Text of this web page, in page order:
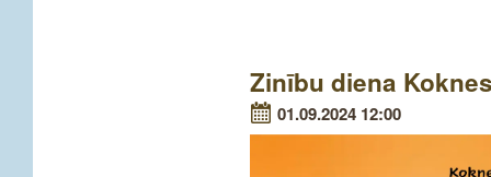
Zinību diena
01.09.2024 12:00